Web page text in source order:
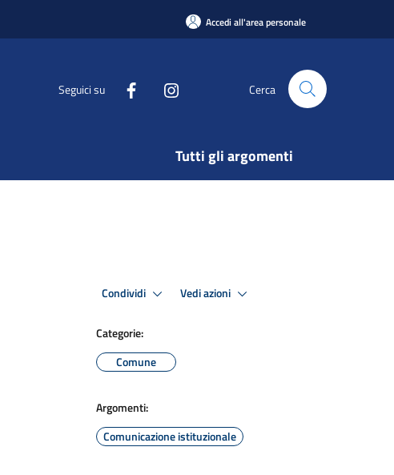
Accedi all'area personale
Seguici su Cerca
Tutti gli argomenti
Condividi Vedi azioni
Categorie:
Comune
Argomenti:
Comunicazione istituzionale